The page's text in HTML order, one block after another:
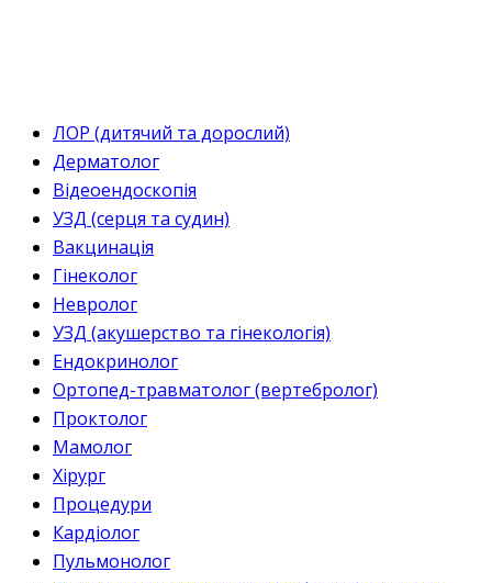
ЛОР (дитячий та дорослий)
Дерматолог
Відеоендоскопія
УЗД (серця та судин)
Вакцинація
Гінеколог
Невролог
УЗД (акушерство та гінекологія)
Ендокринолог
Ортопед-травматолог (вертебролог)
Проктолог
Мамолог
Хірург
Процедури
Кардіолог
Пульмонолог